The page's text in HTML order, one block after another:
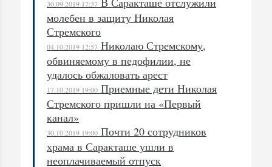
30.09.2019 17:37
молебен в защиту Николая
Стремского
04.10.2019 12:57 Николаю Стремскому,
обвиняемому в педофилии, не
удалось обжаловать арест
17.10.2019 19:00 Приемные дети Николая
Стремского пришли на «Первый
канал»
30.10.2019 19:00 Почти 20 сотрудников
храма в Саракташе ушли в
неоплачиваемый отпуск